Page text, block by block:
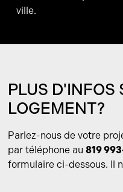
ville.
PLUS D'INFOS
LOGEMENT?
Parlez-nous de votre
par téléphone au819
formulaire ci-dessous. Il